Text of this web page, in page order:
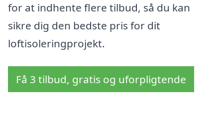
for at indhente flere tilbud, så du kan
sikre dig den bedste pris for dit
loftisoleringprojekt.
Få 3 tilbud, gratis og uforpligtende